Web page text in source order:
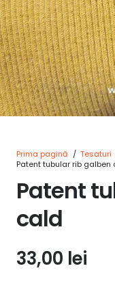
Prima pagină / Tesaturi
Patent tubular rib galben
Patent
cald
33,00 lei